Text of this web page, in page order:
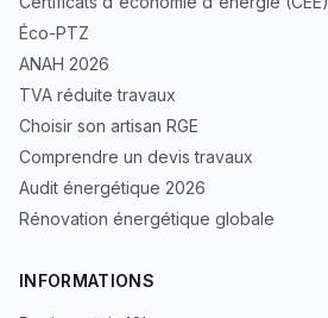
Éco-PTZ
ANAH 2026
TVA réduite travaux
Choisir son artisan RGE
Comprendre un devis travaux
Audit énergétique 2026
Rénovation énergétique globale
INFORMATIONS